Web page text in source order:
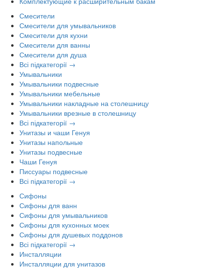
Смесители
Смесители для умывальников
Смесители для кухни
Смесители для ванны
Смесители для душа
Всі підкатегорії →
Умывальники
Умывальники подвесные
Умывальники мебельные
Умывальники накладные на столешницу
Умывальники врезные в столешницу
Всі підкатегорії →
Унитазы и чаши Генуя
Унитазы напольные
Унитазы подвесные
Чаши Генуя
Писсуары подвесные
Всі підкатегорії →
Сифоны
Сифоны для ванн
Сифоны для умывальников
Сифоны для кухонных моек
Сифоны для душевых поддонов
Всі підкатегорії →
Инсталляции
Инсталляции для унитазов